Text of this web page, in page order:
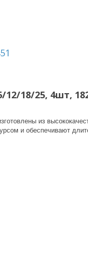
12/18/25, 4шт,
из
и обеспечивают